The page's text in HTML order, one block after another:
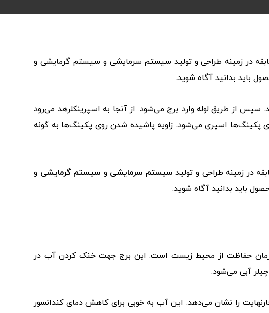
در زمینه طراحی و تولید سیستم سرمایشی و سیستم گرمایشی و
باید بدانید آگاه شوید.
از طریق لوله وارد برج می‌شود. از آنجا به اسپرینکلرهد می‌رود
پکینگ‌ها اسپری می‌شود. زاویه پاشیده شدن روی پکینگ‌ها به گونه
در زمینه طراحی و تولید سیستم سرمایشی و سیستم گرمایشی و
باید بدانید آگاه شوید.
حفاظت از محیط زیست است. این برج جهت خنک کردن آب در
آبی می‌شود.
که وارد برج می‌شود دارای دمای ۹۵ درجه فارنهایت است و آب سرد خروجی دمای ۸۵ درجه فارنهایت را نشان می‌دهد. این آب به خوبی برای کاهش دمای کندانسور